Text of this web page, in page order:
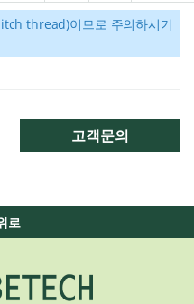
thread)이므로 주의하시기
고객문의
로